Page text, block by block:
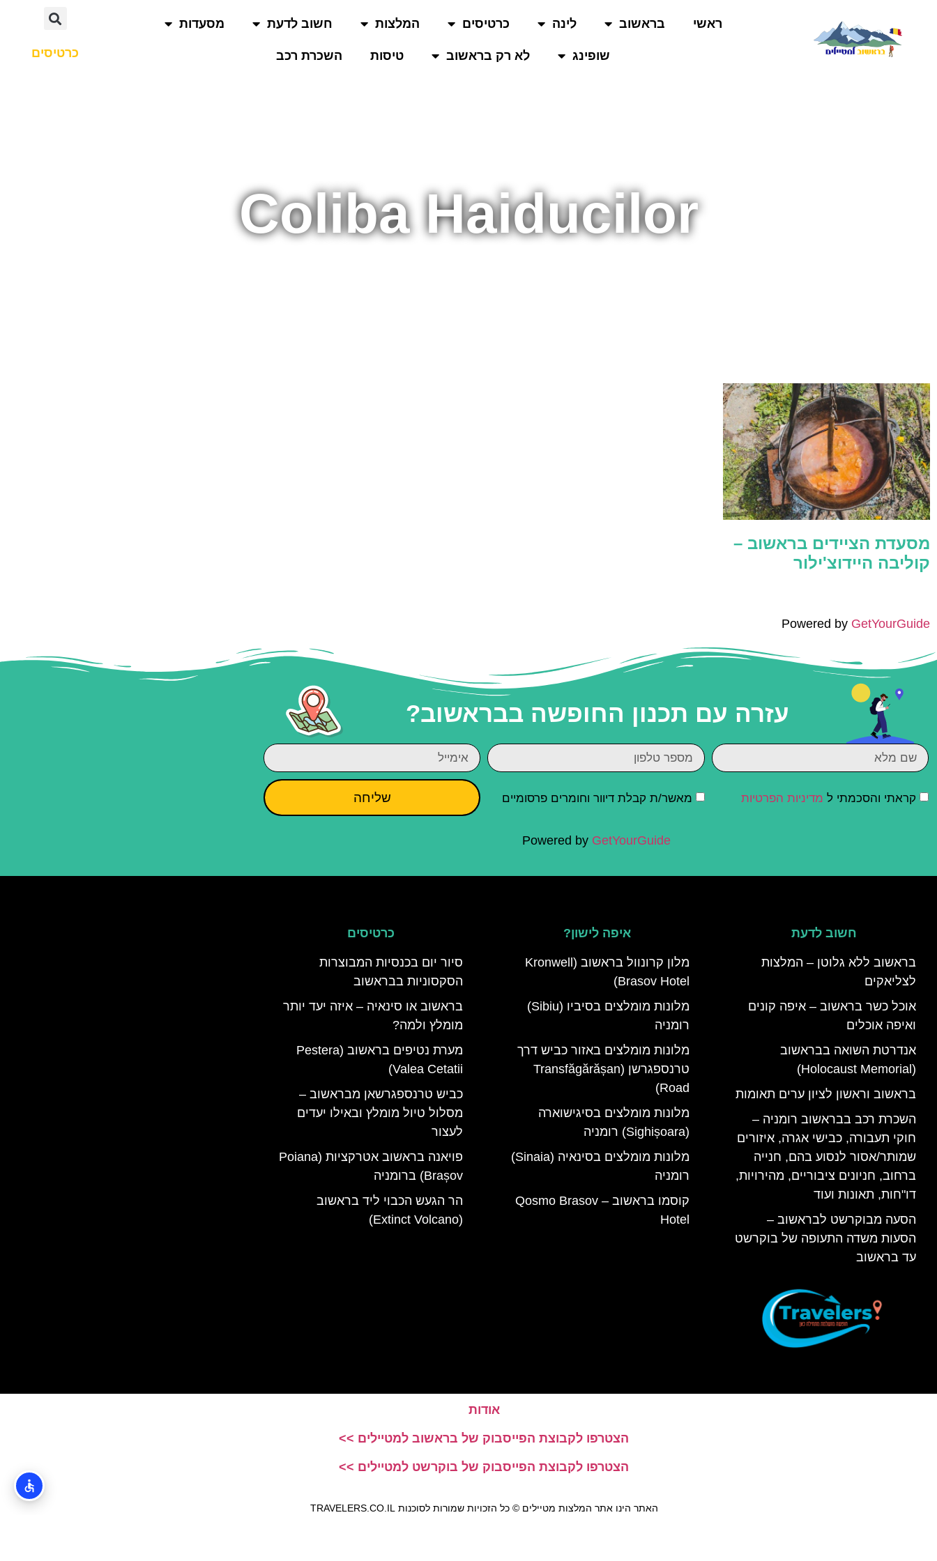
ראשי בראשוב לינה כרטיסים המלצות חשוב לדעת מסעדות
שופינג לא רק בראשוב טיסות השכרת רכב כרטיסים
Coliba Haiducilor
מסעדת הציידים בראשוב –
קוליבה היידוצ'ילור
Powered by GetYourGuide
עזרה עם תכנון החופשה בבראשוב?
קראתי והסכמתי ל מדיניות הפרטיות מאשר/ת קבלת דיוור וחומרים פרסומיים שליחה
Powered by GetYourGuide
חשוב לדעת
בראשוב ללא גלוטן – המלצות
לצליאקים
אוכל כשר בראשוב – איפה קונים
ואיפה אוכלים
אנדרטת השואה בבראשוב
(Holocaust Memorial)
בראשוב וראשון לציון ערים תאומות
השכרת רכב בבראשוב רומניה –
חוקי תעבורה, כבישי אגרה, איזורים
שמותר/אסור לנסוע בהם, חנייה
ברחוב, חניונים ציבוריים, מהירויות,
דו"חות, תאונות ועוד
הסעה מבוקרשט לבראשוב –
הסעות משדה התעופה של בוקרשט
עד בראשוב
איפה לישון?
מלון קרונוול בראשוב (Kronwell
Brasov Hotel)
מלונות מומלצים בסיביו (Sibiu)
רומניה
מלונות מומלצים באזור כביש דרך
טרנספגרשן (Transfăgărășan
Road)
מלונות מומלצים בסיגישוארה
(Sighișoara) רומניה
מלונות מומלצים בסינאיה (Sinaia)
רומניה
קוסמו בראשוב – Qosmo Brasov
Hotel
כרטיסים
סיור יום בכנסיות המבוצרות
הסקסוניות בבראשוב
בראשוב או סינאיה – איזה יעד יותר
מומלץ ולמה?
מערת נטיפים בראשוב (Pestera
Valea Cetatii)
כביש טרנספגרשאן מבראשוב –
מסלול טיול מומלץ ובאילו יעדים
לעצור
פויאנה בראשוב אטרקציות (Poiana
Brașov) ברומניה
הר הגעש הכבוי ליד בראשוב
(Extinct Volcano)
אודות
הצטרפו לקבוצת הפייסבוק של בראשוב למטיילים >>
הצטרפו לקבוצת הפייסבוק של בוקרשט למטיילים >>
האתר הינו אתר המלצות מטיילים © כל הזכויות שמורות לסוכנות TRAVELERS.CO.IL